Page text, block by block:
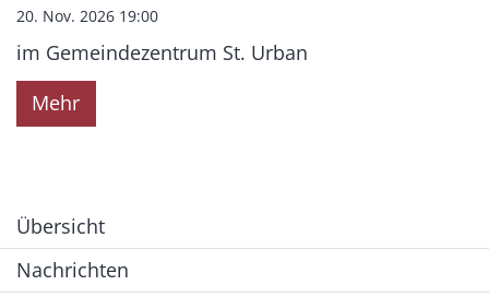
20. Nov. 2026 19:00
im Gemeindezentrum St. Urban
Mehr
Übersicht
Nachrichten